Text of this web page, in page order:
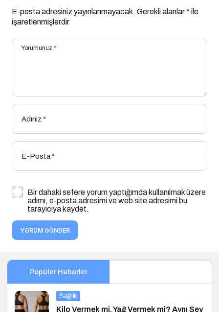
E-posta adresiniz yayınlanmayacak. Gerekli alanlar* ile
işaretlenmişlerdir
Yorumunuz *
Adınız *
E-Posta*
Bir dahaki sefere yorum yaptığımda kullanılmak üzere
adımı, e-posta adresimi ve web site adresimi bu
tarayıcıya kaydet.
YORUM GÖNDER
Popüler Haberler
Sağlık
Kilo Vermek mi, Yağ Vermek mi? Aynı Şey